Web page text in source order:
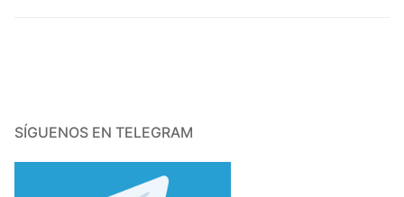
SÍGUENOS EN TELEGRAM